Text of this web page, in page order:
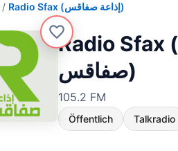
Radio Sfax (إذاعة صفاقس)
Radio Sfax (إذاعة
صفاقس)
105.2 FM
Öffentlich Talkradio